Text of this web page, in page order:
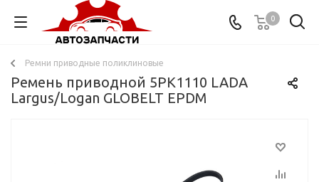
0
Ремни приводные поликлиновые
Ремень приводной 5PK1110 LADA
Largus/Logan GLOBELT EPDM